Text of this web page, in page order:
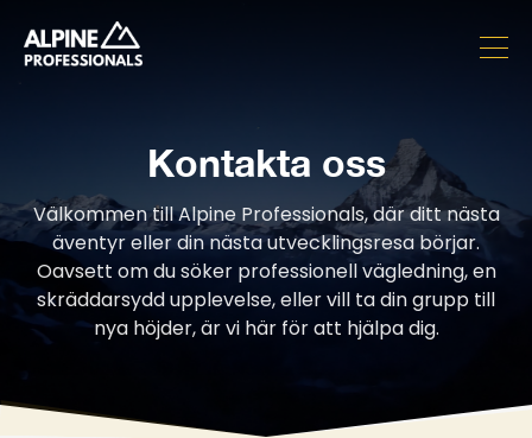
Kontakta oss
Välkommen till Alpine Professionals, där ditt nästa
äventyr eller din nästa utvecklingsresa börjar.
Oavsett om du söker professionell vägledning, en
skräddarsydd upplevelse, eller vill ta din grupp till
nya höjder, är vi här för att hjälpa dig.